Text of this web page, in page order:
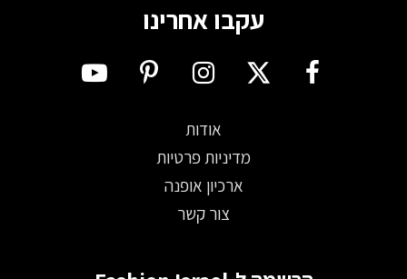
עקבו אחרינו
אודות
מדיניות פרטיות
ארכיון אופנה
צור קשר